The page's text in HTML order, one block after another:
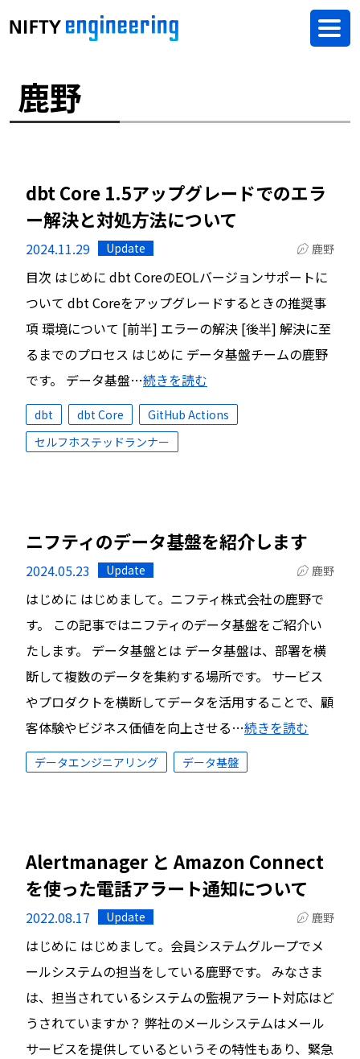
鹿野
dbt Core 1.5アップグレードでのエラ
ー解決と対処方法について
2024.11.29 Update 鹿野
目次 はじめに dbt CoreのEOLバージョンサポートに
ついて dbt Coreをアップグレードするときの推奨事
項 環境について [前半] エラーの解決 [後半] 解決に至
るまでのプロセス はじめに データ基盤チームの鹿野
です。 データ基盤…続きを読む
dbt dbt Core
GitHub Actions
セルフホステッドランナー
ニフティのデータ基盤を紹介します
2024.05.23 Update 鹿野
はじめに はじめまして。ニフティ株式会社の鹿野で
す。 この記事ではニフティのデータ基盤をご紹介い
たします。 データ基盤とは データ基盤は、部署を横
断して複数のデータを集約する場所です。 サービス
やプロダクトを横断してデータを活用することで、顧
客体験やビジネス価値を向上させる…続きを読む
データエンジニアリング データ基盤
Alertmanager と Amazon Connect
を使った電話アラート通知について
2022.08.17 Update 鹿野
はじめに はじめまして。会員システムグループでメ
ールシステムの担当をしている鹿野です。 みなさま
は、担当されているシステムの監視アラート対応はど
うされていますか？ 弊社のメールシステムはメール
サービスを提供しているというその特性もあり、緊急